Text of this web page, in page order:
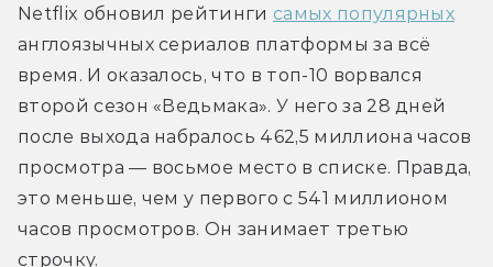
Netflix обновил рейтинги самых популярных
англоязычных сериалов платформы за всё
время. И оказалось, что в топ-10 ворвался
второй сезон «Ведьмака». У него за 28 дней
после выхода набралось 462,5 миллиона часов
просмотра — восьмое место в списке. Правда,
это меньше, чем у первого с 541 миллионом
часов просмотров. Он занимает третью
строчку.